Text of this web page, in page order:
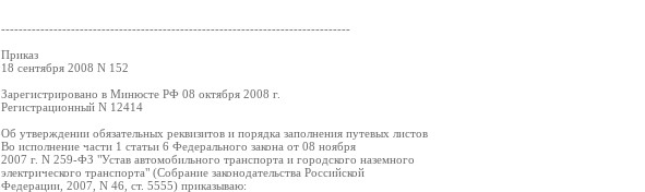
--------------------------------------------------------------------------------
Приказ
18 сентября 2008 N 152
Зарегистрировано в Минюсте РФ 08 октября 2008 г.
Регистрационный N 12414
Об утверждении обязательных реквизитов и порядка заполнения путевых листов
Во исполнение части 1 статьи 6 Федерального закона от 08 ноября
2007 г. N 259-ФЗ "Устав автомобильного транспорта и городского наземного
электрического транспорта" (Собрание законодательства Российской
Федерации, 2007, N 46, ст. 5555) приказываю: